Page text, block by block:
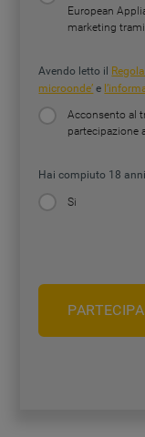
European
marketing
Avendo letto il
microonde’ e
Acconsento al
partecipazione
Hai compiuto 18
Si